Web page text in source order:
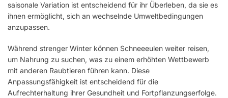
saisonale Variation ist entscheidend für ihr Überleben, da sie es
ihnen ermöglicht, sich an wechselnde Umweltbedingungen
anzupassen.
Während strenger Winter können Schneeeulen weiter reisen,
um Nahrung zu suchen, was zu einem erhöhten Wettbewerb
mit anderen Raubtieren führen kann. Diese
Anpassungsfähigkeit ist entscheidend für die
Aufrechterhaltung ihrer Gesundheit und Fortpflanzungserfolge.